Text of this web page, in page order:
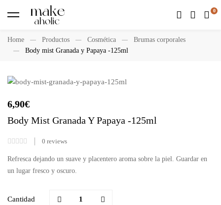
Home Productos Cosmética
Brumas corporales
Body mist Granada y Papaya -125ml
6,90€
Body Mist Granada Y Papaya -125ml
0 reviews
Refresca dejando un suave y placentero aroma sobre la piel. Guardar en
un lugar fresco y oscuro.
Cantidad